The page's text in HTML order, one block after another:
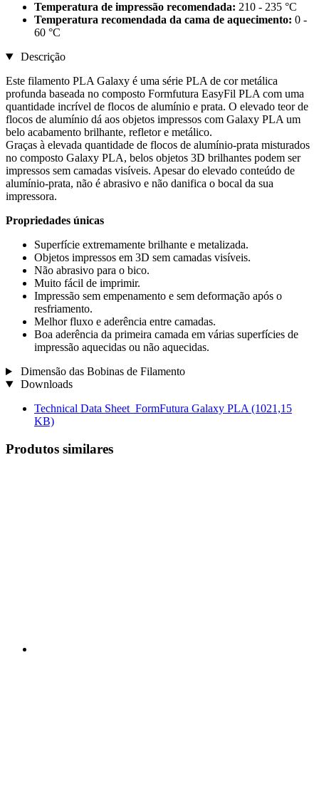
Temperatura de impressão recomendada: 210 - 235 °C
Temperatura recomendada da cama de aquecimento: 0 -
60 °C
Descrição
Este filamento PLA Galaxy é uma série PLA de cor metálica
profunda baseada no composto Formfutura EasyFil PLA com uma
quantidade incrível de flocos de alumínio e prata. O elevado teor de
flocos de alumínio dá aos objetos impressos com Galaxy PLA um
belo acabamento brilhante, refletor e metálico.
Graças à elevada quantidade de flocos de alumínio-prata misturados
no composto Galaxy PLA, belos objetos 3D brilhantes podem ser
impressos sem camadas visíveis. Apesar do elevado conteúdo de
alumínio-prata, não é abrasivo e não danifica o bocal da sua
impressora.
Propriedades únicas
Superfície extremamente brilhante e metalizada.
Objetos impressos em 3D sem camadas visíveis.
Não abrasivo para o bico.
Muito fácil de imprimir.
Impressão sem empenamento e sem deformação após o
resfriamento.
Melhor fluxo e aderência entre camadas.
Boa aderência da primeira camada em várias superfícies de
impressão aquecidas ou não aquecidas.
Dimensão das Bobinas de Filamento
Downloads
Technical Data Sheet_FormFutura Galaxy PLA (1021,15
KB)
Produtos similares